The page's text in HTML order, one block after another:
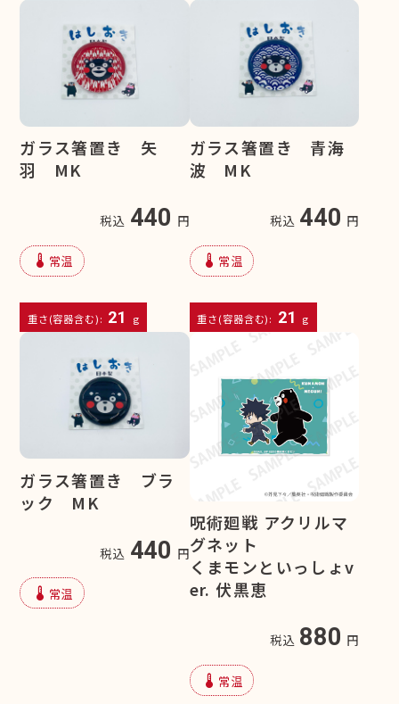
ガラス箸置き 矢
羽 MK
税込 440 円
device_thermostat 常温
重さ(容器含む): 21 g
ガラス箸置き 青海
波 MK
税込 440 円
device_thermostat 常温
重さ(容器含む): 21 g
ガラス箸置き ブラ
ック MK
税込 440 円
device_thermostat 常温
呪術廻戦 アクリルマ
グネット
くまモンといっしょv
er. 伏黒恵
税込 880 円
device_thermostat 常温